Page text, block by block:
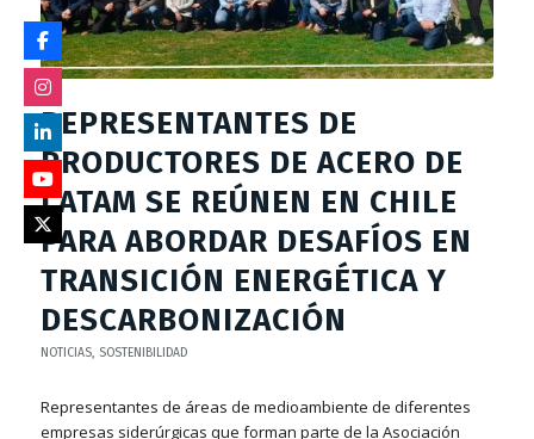
REPRESENTANTES DE
PRODUCTORES DE ACERO DE
LATAM SE REÚNEN EN CHILE
PARA ABORDAR DESAFÍOS EN
TRANSICIÓN ENERGÉTICA Y
DESCARBONIZACIÓN
NOTICIAS, SOSTENIBILIDAD
Representantes de áreas de medioambiente de diferentes
empresas siderúrgicas que forman parte de la Asociación